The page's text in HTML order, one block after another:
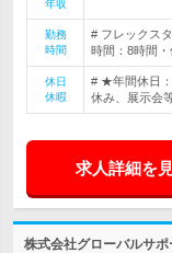
年収
勤務
時間
# フレックス
時間：8時間
休日
休暇
# ★年間休日
休み、展示会
求人詳細を
株式会社グローバルサ